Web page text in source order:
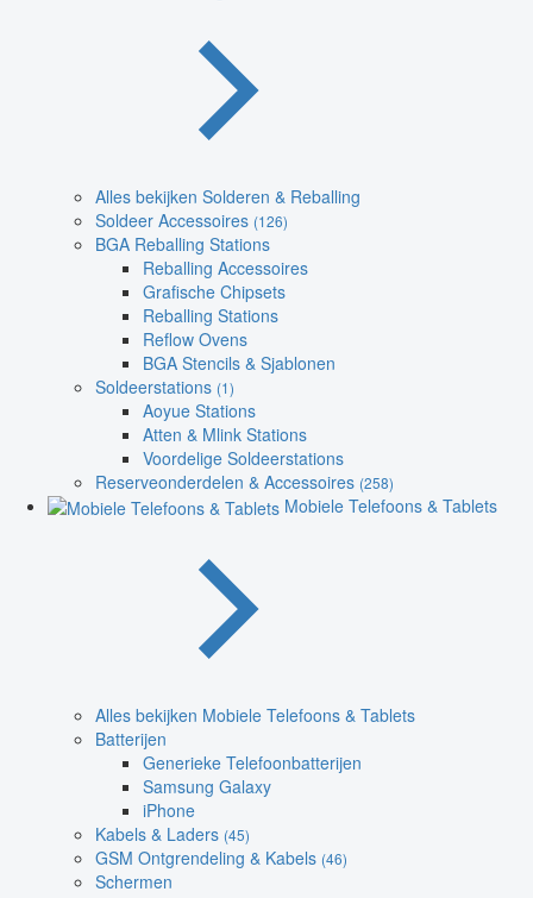
Alles bekijken Solderen & Reballing
Soldeer Accessoires (126)
BGA Reballing Stations
Reballing Accessoires
Grafische Chipsets
Reballing Stations
Reflow Ovens
BGA Stencils & Sjablonen
Soldeerstations (1)
Aoyue Stations
Atten & Mlink Stations
Voordelige Soldeerstations
Reserveonderdelen & Accessoires (258)
Mobiele Telefoons & Tablets
Alles bekijken Mobiele Telefoons & Tablets
Batterijen
Generieke Telefoonbatterijen
Samsung Galaxy
iPhone
Kabels & Laders (45)
GSM Ontgrendeling & Kabels (46)
Schermen